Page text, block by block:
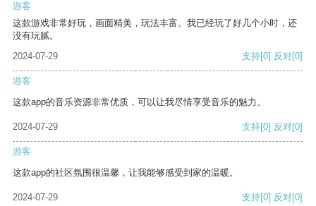
游客
这款游戏非常好玩，画面精美，玩法丰富。我已经玩了好几个小时，还
没有玩腻。
2024-07-29
支持[0] 反对[0]
游客
这款app的音乐资源非常优质，可以让我尽情享受音乐的魅力。
2024-07-29 支持[0] 反对[0]
游客
这款app的社区氛围很温馨，让我能够感受到家的温暖。
2024-07-29 支持[0] 反对[0]